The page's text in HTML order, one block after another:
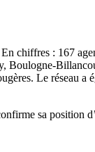
chiffres : 167
Boulogne-
Le réseau
sa position